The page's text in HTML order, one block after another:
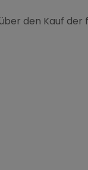
den Kauf der